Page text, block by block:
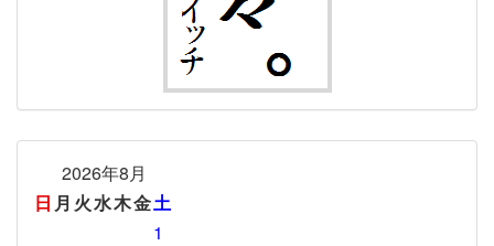
2026年8月
日 月 火水木金土
1